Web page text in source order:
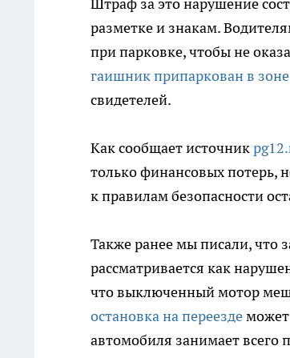
Штраф за это нарушение
разметке и знакам.
при парковке, чтобы не
гаишник припаркован в зоне
свидетелей.
Как сообщает источник
только финансовых потерь,
к правилам безопасности
Также ранее мы писали, что
рассматривается как
что выключенный мотор
остановка на переездеможет
автомобиля занимает всего